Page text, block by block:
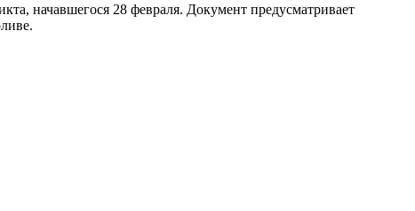
начавшегося 28 февраля. Документ предусматривает